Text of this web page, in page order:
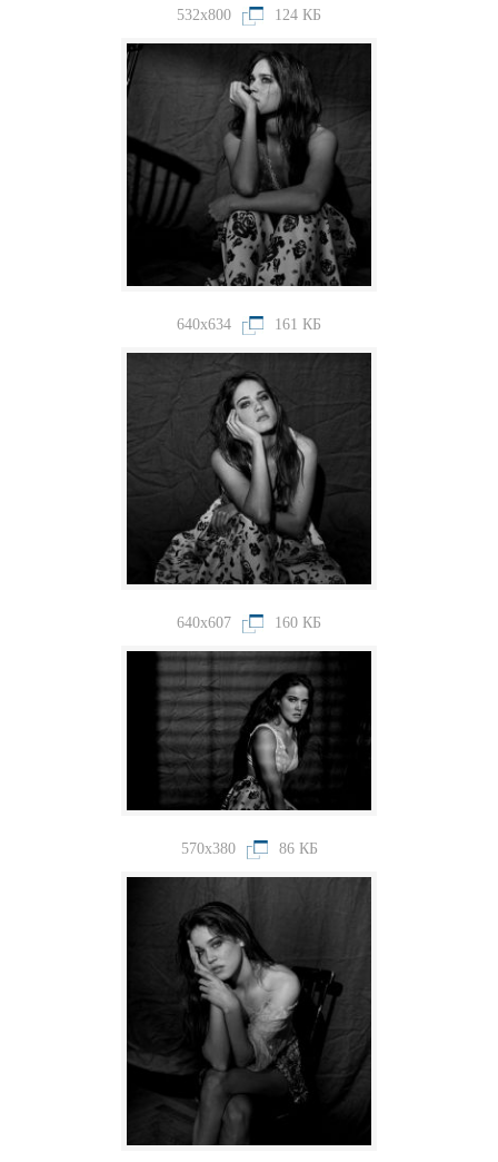
532x800 124 КБ
640x634 161 КБ
640x607 160 КБ
570x380 86 КБ